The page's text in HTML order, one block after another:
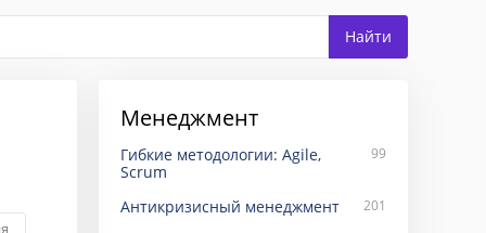
Менеджмент
Гибкие методологии: Agile,
Scrum
99
Антикризисный менеджмент 201